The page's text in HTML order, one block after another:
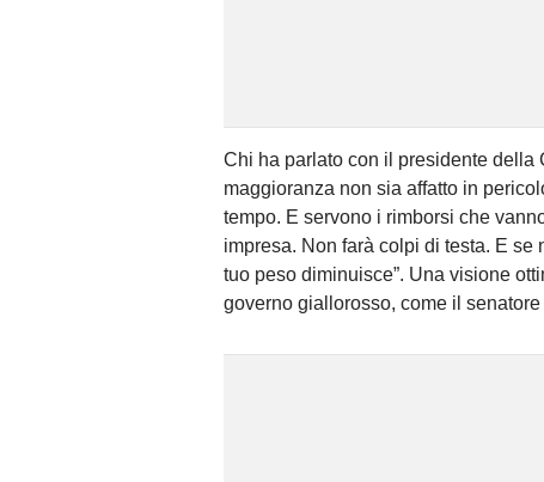
Chi ha parlato con il presidente della
maggioranza non sia affatto in
tempo. E servono i rimborsi che
impresa. Non farà colpi di testa. E se
tuo peso diminuisce”. Una visione
governo giallorosso, come il